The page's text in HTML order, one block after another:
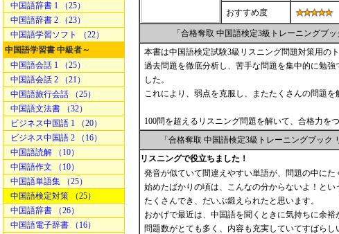
中国語辞書 1 （25）
中国語辞書 2 （23）
中国語学習ソフト （22）
中国語学習書 中級者～
中国語会話 1 （25）
中国語会話 2 （21）
中国語旅行会話 （25）
中国語文法書 （32）
ビジネス中国語 1 （20）
ビジネス中国語 2 （16）
中国語読解 （10）
中国語作文 （10）
中国語単語集 （25）
中国語検定対策 （25）
中国語辞書 （26）
中国語電子辞書 （16）
おすすめ度
「合格奪取 中国語検定3級トレーニング
本書は中国語検定試験3級リスニング問題対策用の
過去問題を徹底分析し、苦手な問題を集中的に勉
した。
これにより、弱点を克服し、またたくさんの問題
100問を超えるリスニング問題を解いて、合格力を
「合格奪取 中国語検定3級トレーニングブッ
リスニングで役立ちました！
発音が似ていて間違えやすい単語が、問題の中にた
始めたばかりの頃は、こんなの分からないよ！と
たくさんでき、だいぶ鍛えられたと思います。
おかげで最近は、中国語を聞くときに気持ちに余裕
問題数がとても多く、内容も充実していてすばらし